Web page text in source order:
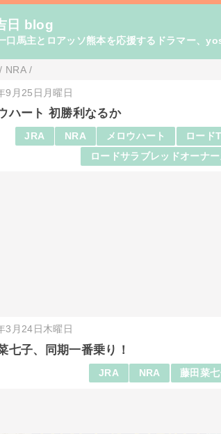
日 blog
口馬主とロアッソ熊本を応援するドラマー、
/ NRA /
9月25日月曜日
ハート 初勝利なるか
JRA NRA メロウハート
ロード
ロードサラブレッドオーナ
3月24日木曜日
七子、同期一番乗り！
JRA NRA 藤田菜